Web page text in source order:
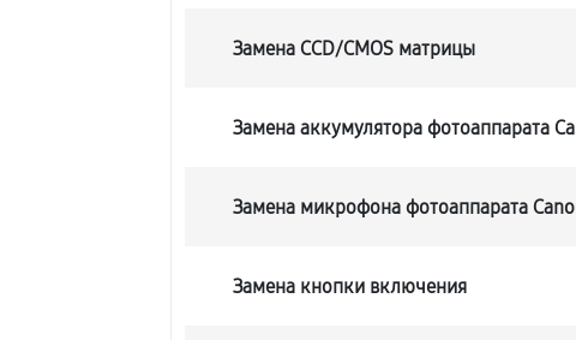
Замена CCD/CMOS матрицы
Замена аккумулятора фотоаппарата
Замена микрофона фотоаппарата
Замена кнопки включения